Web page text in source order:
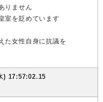
りません
室を貶めています
た女性自身に抗議を
) 17:57:02.15